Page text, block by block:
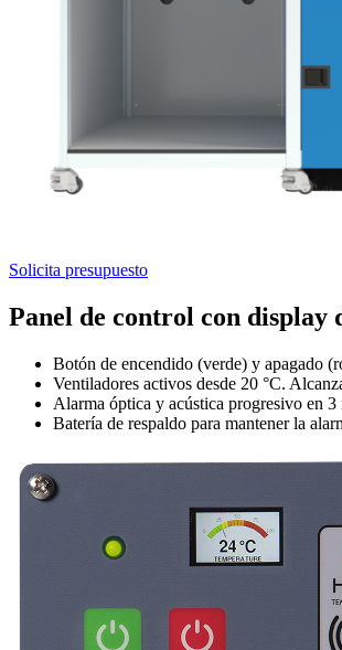
Solicita presupuesto
Panel de control con display
Botón de encendido (verde) y apagado
Ventiladores activos desde 20 °C.
Alarma óptica y acústica progresivo en
Batería de respaldo para mantener la